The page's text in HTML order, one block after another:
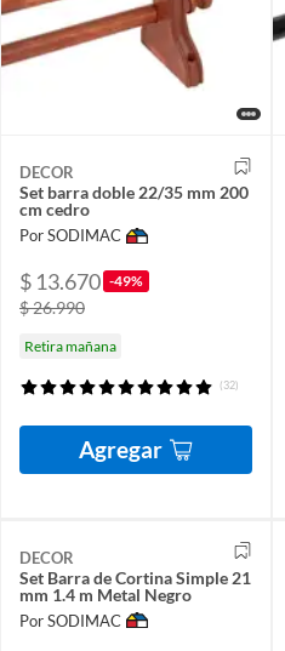
DECOR
Set barra doble 22/35 mm 200
cm cedro
Por SODIMAC
$ 13.670 -49%
$ 26.990
Retira mañana
(32)
Agregar
DECOR
Set Barra de Cortina Simple 21
mm 1.4 m Metal Negro
Por SODIMAC